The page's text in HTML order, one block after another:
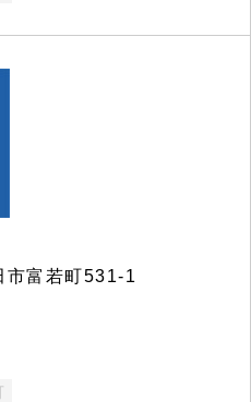
富若町531-1